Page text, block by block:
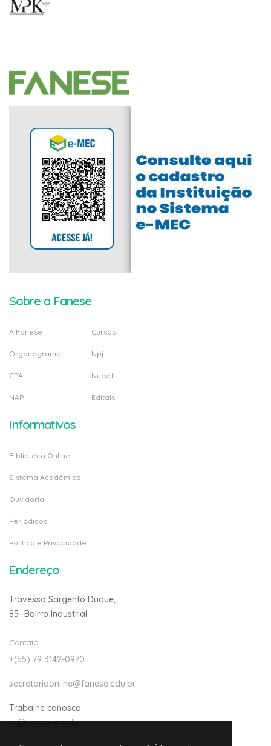
Sobre a Fanese
A Fanese
Organograma
CPA
NAP
Cursos
Npj
Nupef
Editais
Informativos
Biblioteca Online
Sistema Acadêmico
Ouvidoria
Periódicos
Politica e Privacidade
Endereço
Travessa Sargento Duque,
85- Bairro Industrial
Contato
+(55) 79 3142-0970
secretariaonline@fanese.edu.br
Trabalhe conosco:
rh@fanese.edu.br